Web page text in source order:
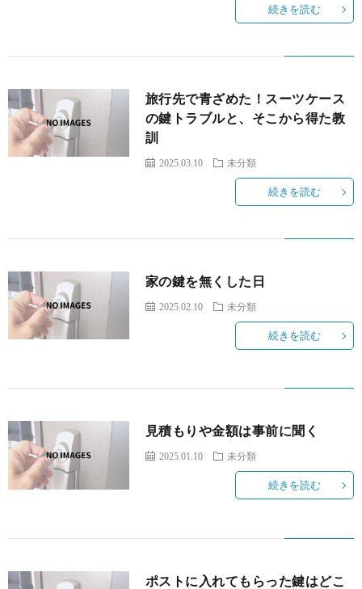
続きを読む
旅行先で青ざめた！スーツケース
の鍵トラブルと、そこから得た教
訓
2025.03.10 未分類
続きを読む
家の鍵を無くした日
2025.02.10 未分類
続きを読む
見積もりや金額は事前に聞く
2025.01.10 未分類
続きを読む
ポストに入れてもらった鍵はどこ